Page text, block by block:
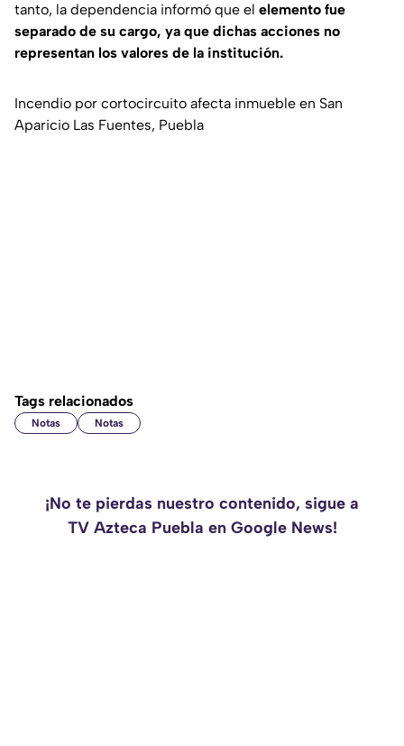
tanto, la dependencia informó que el elemento fue
separado de su cargo, ya que dichas acciones no
representan los valores de la institución.
Incendio por cortocircuito afecta inmueble en San
Aparicio Las Fuentes, Puebla
Tags relacionados
Notas Notas
¡No te pierdas nuestro contenido, sigue a
TV Azteca Puebla en Google News!